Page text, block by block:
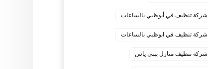
شركة تنظيف في أبوظبي بالساعات
شركة تنظيف في ابوظبي بالساعات
شركة تنظيف منازل ببنى ياس